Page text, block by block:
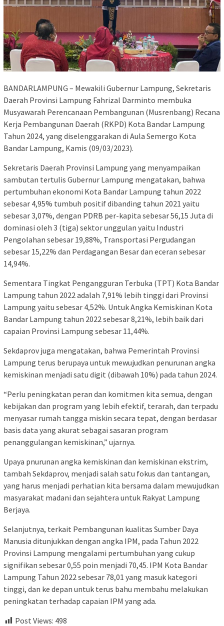
BANDARLAMPUNG – Mewakili Gubernur Lampung, Sekretaris
Daerah Provinsi Lampung Fahrizal Darminto membuka
Musyawarah Perencanaan Pembangunan (Musrenbang) Recana
Kerja Pembangunan Daerah (RKPD) Kota Bandar Lampung
Tahun 2024, yang diselenggarakan di Aula Semergo Kota
Bandar Lampung, Kamis (09/03/2023).
Sekretaris Daerah Provinsi Lampung yang menyampaikan
sambutan tertulis Gubernur Lampung mengatakan, bahwa
pertumbuhan ekonomi Kota Bandar Lampung tahun 2022
sebesar 4,95% tumbuh positif dibanding tahun 2021 yaitu
sebesar 3,07%, dengan PDRB per-kapita sebesar 56,15 Juta di
dominasi oleh 3 (tiga) sektor unggulan yaitu Industri
Pengolahan sebesar 19,88%, Transportasi Pergudangan
sebesar 15,22% dan Perdagangan Besar dan eceran sebesar
14,94%.
Sementara Tingkat Pengangguran Terbuka (TPT) Kota Bandar
Lampung tahun 2022 adalah 7,91% lebih tinggi dari Provinsi
Lampung yaitu sebesar 4,52%. Untuk Angka Kemiskinan Kota
Bandar Lampung tahun 2022 sebesar 8,21%, lebih baik dari
capaian Provinsi Lampung sebesar 11,44%.
Sekdaprov juga mengatakan, bahwa Pemerintah Provinsi
Lampung terus berupaya untuk mewujudkan penurunan angka
kemiskinan menjadi satu digit (dibawah 10%) pada tahun 2024.
“Perlu peningkatan peran dan komitmen kita semua, dengan
kebijakan dan program yang lebih efektif, terarah, dan terpadu
menyasar rumah tangga miskin secara tepat, dengan berdasar
basis data yang akurat sebagai sasaran program
penanggulangan kemiskinan,” ujarnya.
Upaya pnurunan angka kemiskinan dan kemiskinan ekstrim,
tambah Sekdaprov, menjadi salah satu fokus dan tantangan,
yang harus menjadi perhatian kita bersama dalam mewujudkan
masyarakat madani dan sejahtera untuk Rakyat Lampung
Berjaya.
Selanjutnya, terkait Pembangunan kualitas Sumber Daya
Manusia ditunjukkan dengan angka IPM, pada Tahun 2022
Provinsi Lampung mengalami pertumbuhan yang cukup
signifikan sebesar 0,55 poin menjadi 70,45. IPM Kota Bandar
Lampung Tahun 2022 sebesar 78,01 yang masuk kategori
tinggi, dan ke depan untuk terus bahu membahu melakukan
peningkatan terhadap capaian IPM yang ada.
Post Views: 498